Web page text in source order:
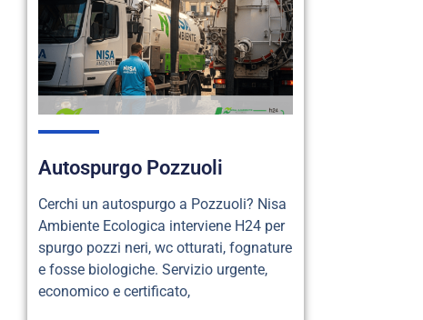
Autospurgo Pozzuoli
Cerchi un autospurgo a Pozzuoli? Nisa
Ambiente Ecologica interviene H24 per
spurgo pozzi neri, wc otturati, fognature
e fosse biologiche. Servizio urgente,
economico e certificato,